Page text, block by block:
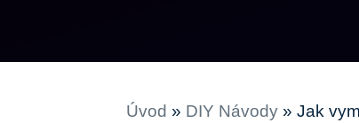
Úvod » DIY Návody » Jak